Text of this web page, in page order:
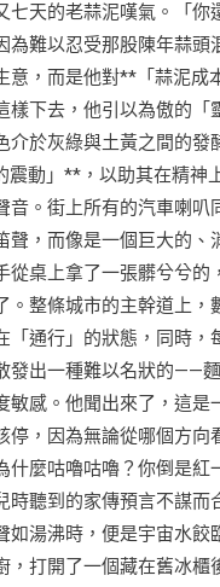
七天的老蒜泥嘆氣。「
為難以忍受那股陳年蒜
意，而是他對**「蒜泥成
樣下去，他引以為傲的
介於灰綠與土黃之間的
震動」**，以助其在精神
音。街上所有的汽車喇
聲，而像是一個巨大的
從桌上拿了一張髒兮兮
。整條城市的主幹道上
「通行」的狀態，同時
發出一種難以名狀的——
敏感。他聞出來了，這
停，因為無論從哪個方
什麼咕嚕咕嚕？你倒是
時聽到的家傳預言不謀
如湯沸時，便是宇宙水
，打開了一個藏在舊冰